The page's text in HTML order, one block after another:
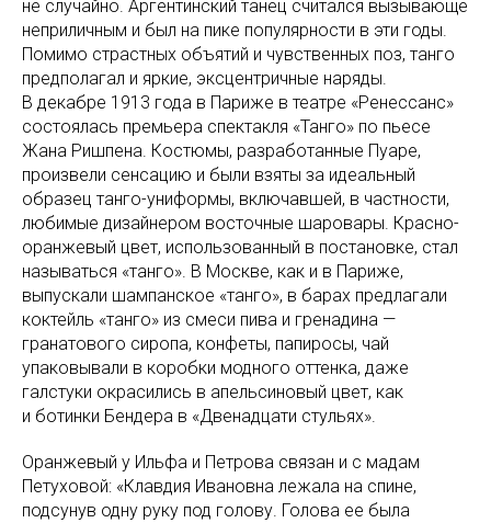
не случайно. Аргентинский танец считался вызывающе
неприличным и был на пике популярности в эти годы.
Помимо страстных объятий и чувственных поз, танго
предполагал и яркие, эксцентричные наряды.
В декабре 1913 года в Париже в театре «Ренессанс»
состоялась премьера спектакля «Танго» по пьесе
Жана Ришпена. Костюмы, разработанные Пуаре,
произвели сенсацию и были взяты за идеальный
образец танго-униформы, включавшей, в частности,
любимые дизайнером восточные шаровары. Красно-
оранжевый цвет, использованный в постановке, стал
называться «танго». В Москве, как и в Париже,
выпускали шампанское «танго», в барах предлагали
коктейль «танго» из смеси пива и гренадина —
гранатового сиропа, конфеты, папиросы, чай
упаковывали в коробки модного оттенка, даже
галстуки окрасились в апельсиновый цвет, как
и ботинки Бендера в «Двенадцати стульях».
Оранжевый у Ильфа и Петрова связан и с мадам
Петуховой: «Клавдия Ивановна лежала на спине,
подсунув одну руку под голову. Голова ее была